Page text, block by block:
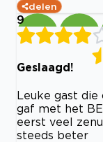
delen
9
Geslaagd!
Leuke gast
gaf met het
eerst veel
steeds beter